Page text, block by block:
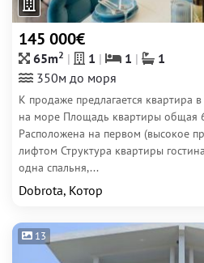
145 000€
65m2 1 1
1
350м до моря
К продаже предлагается квартира
на море Площадь квартиры общая
Расположена на первом (высокое
лифтом Структура квартиры
одна спальня,...
Dobrota, Котор
13